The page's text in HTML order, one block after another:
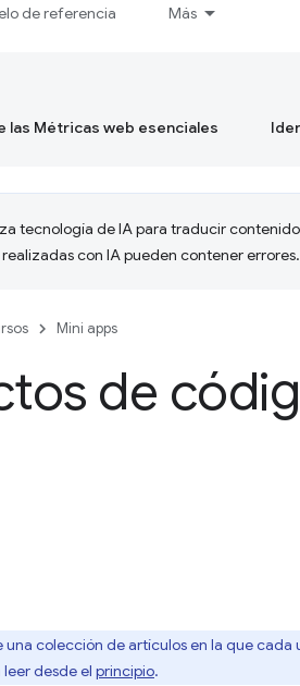
de referencia Más
las Métricas web esenciales
tecnología de IA para traducir
con IA pueden contener errores.
Mini apps
de
colección de artículos en la que cada
desde el principio.